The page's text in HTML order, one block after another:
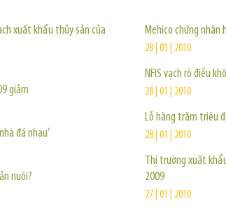
xuất khẩu thủy sản của
giảm
đá nhau’
nuôi?
Mehico chứng nhận
28 | 01 | 2010
NFIS vạch rõ điều
28 | 01 | 2010
Lỗ hàng trăm triệu
28 | 01 | 2010
Thị trường xuất
2009
27 | 01 | 2010